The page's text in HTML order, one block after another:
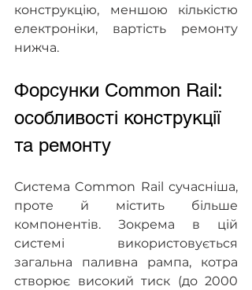
конструкцію, меншою кількістю
електроніки, вартість ремонту
нижча.
Форсунки Common Rail:
особливості конструкції
та ремонту
Система Common Rail сучасніша,
проте й містить більше
компонентів. Зокрема в цій
системі використовується
загальна паливна рампа, котра
створює високий тиск (до 2000